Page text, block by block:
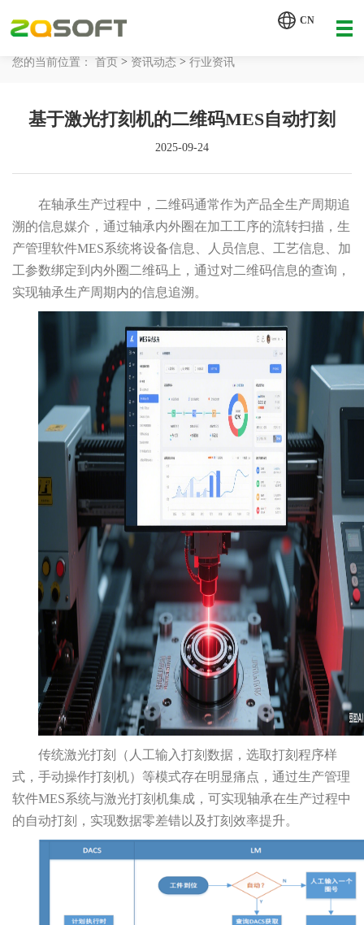
CN
工业AI
解决方案
客户案例
资讯动态
您的当前位置： 首页 > 资讯动态 > 行业资讯
基于激光打刻机的二维码MES自动打刻
2025-09-24
在轴承生产过程中，二维码通常作为产品全生产周期追
溯的信息媒介，通过轴承内外圈在加工工序的流转扫描，生
产管理软件MES系统将设备信息、人员信息、工艺信息、加
工参数绑定到内外圈二维码上，通过对二维码信息的查询，
实现轴承生产周期内的信息追溯。
传统激光打刻（人工输入打刻数据，选取打刻程序样
式，手动操作打刻机）等模式存在明显痛点，通过生产管理
软件MES系统与激光打刻机集成，可实现轴承在生产过程中
的自动打刻，实现数据零差错以及打刻效率提升。
【AI 智能体重塑企业运营管理.pdf】
详情致电 400-107-7178